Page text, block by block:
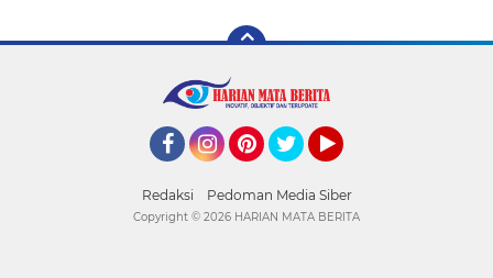
Redaksi Pedoman Media Siber
Copyright © 2026 HARIAN MATA BERITA